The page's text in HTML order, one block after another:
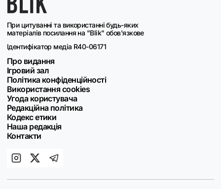
При цитуванні та використанні будь-яких
матеріалів посилання на "Blik" обов'язкове
Ідентифікатор медіа R40-06171
Про видання
Ігровий зал
Політика конфіденційності
Використання cookies
Угода користувача
Редакційна політика
Кодекс етики
Наша редакція
Контакти